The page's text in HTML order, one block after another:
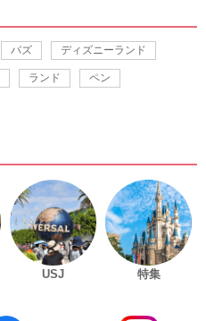
バズ ディズニーランド
ランド ペン
USJ 特集